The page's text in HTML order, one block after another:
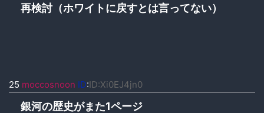
再検討（ホワイトに戻すとは言ってない）
25 moccosnoon ID:ID:Xi0EJ4jn0
銀河の歴史がまた1ページ